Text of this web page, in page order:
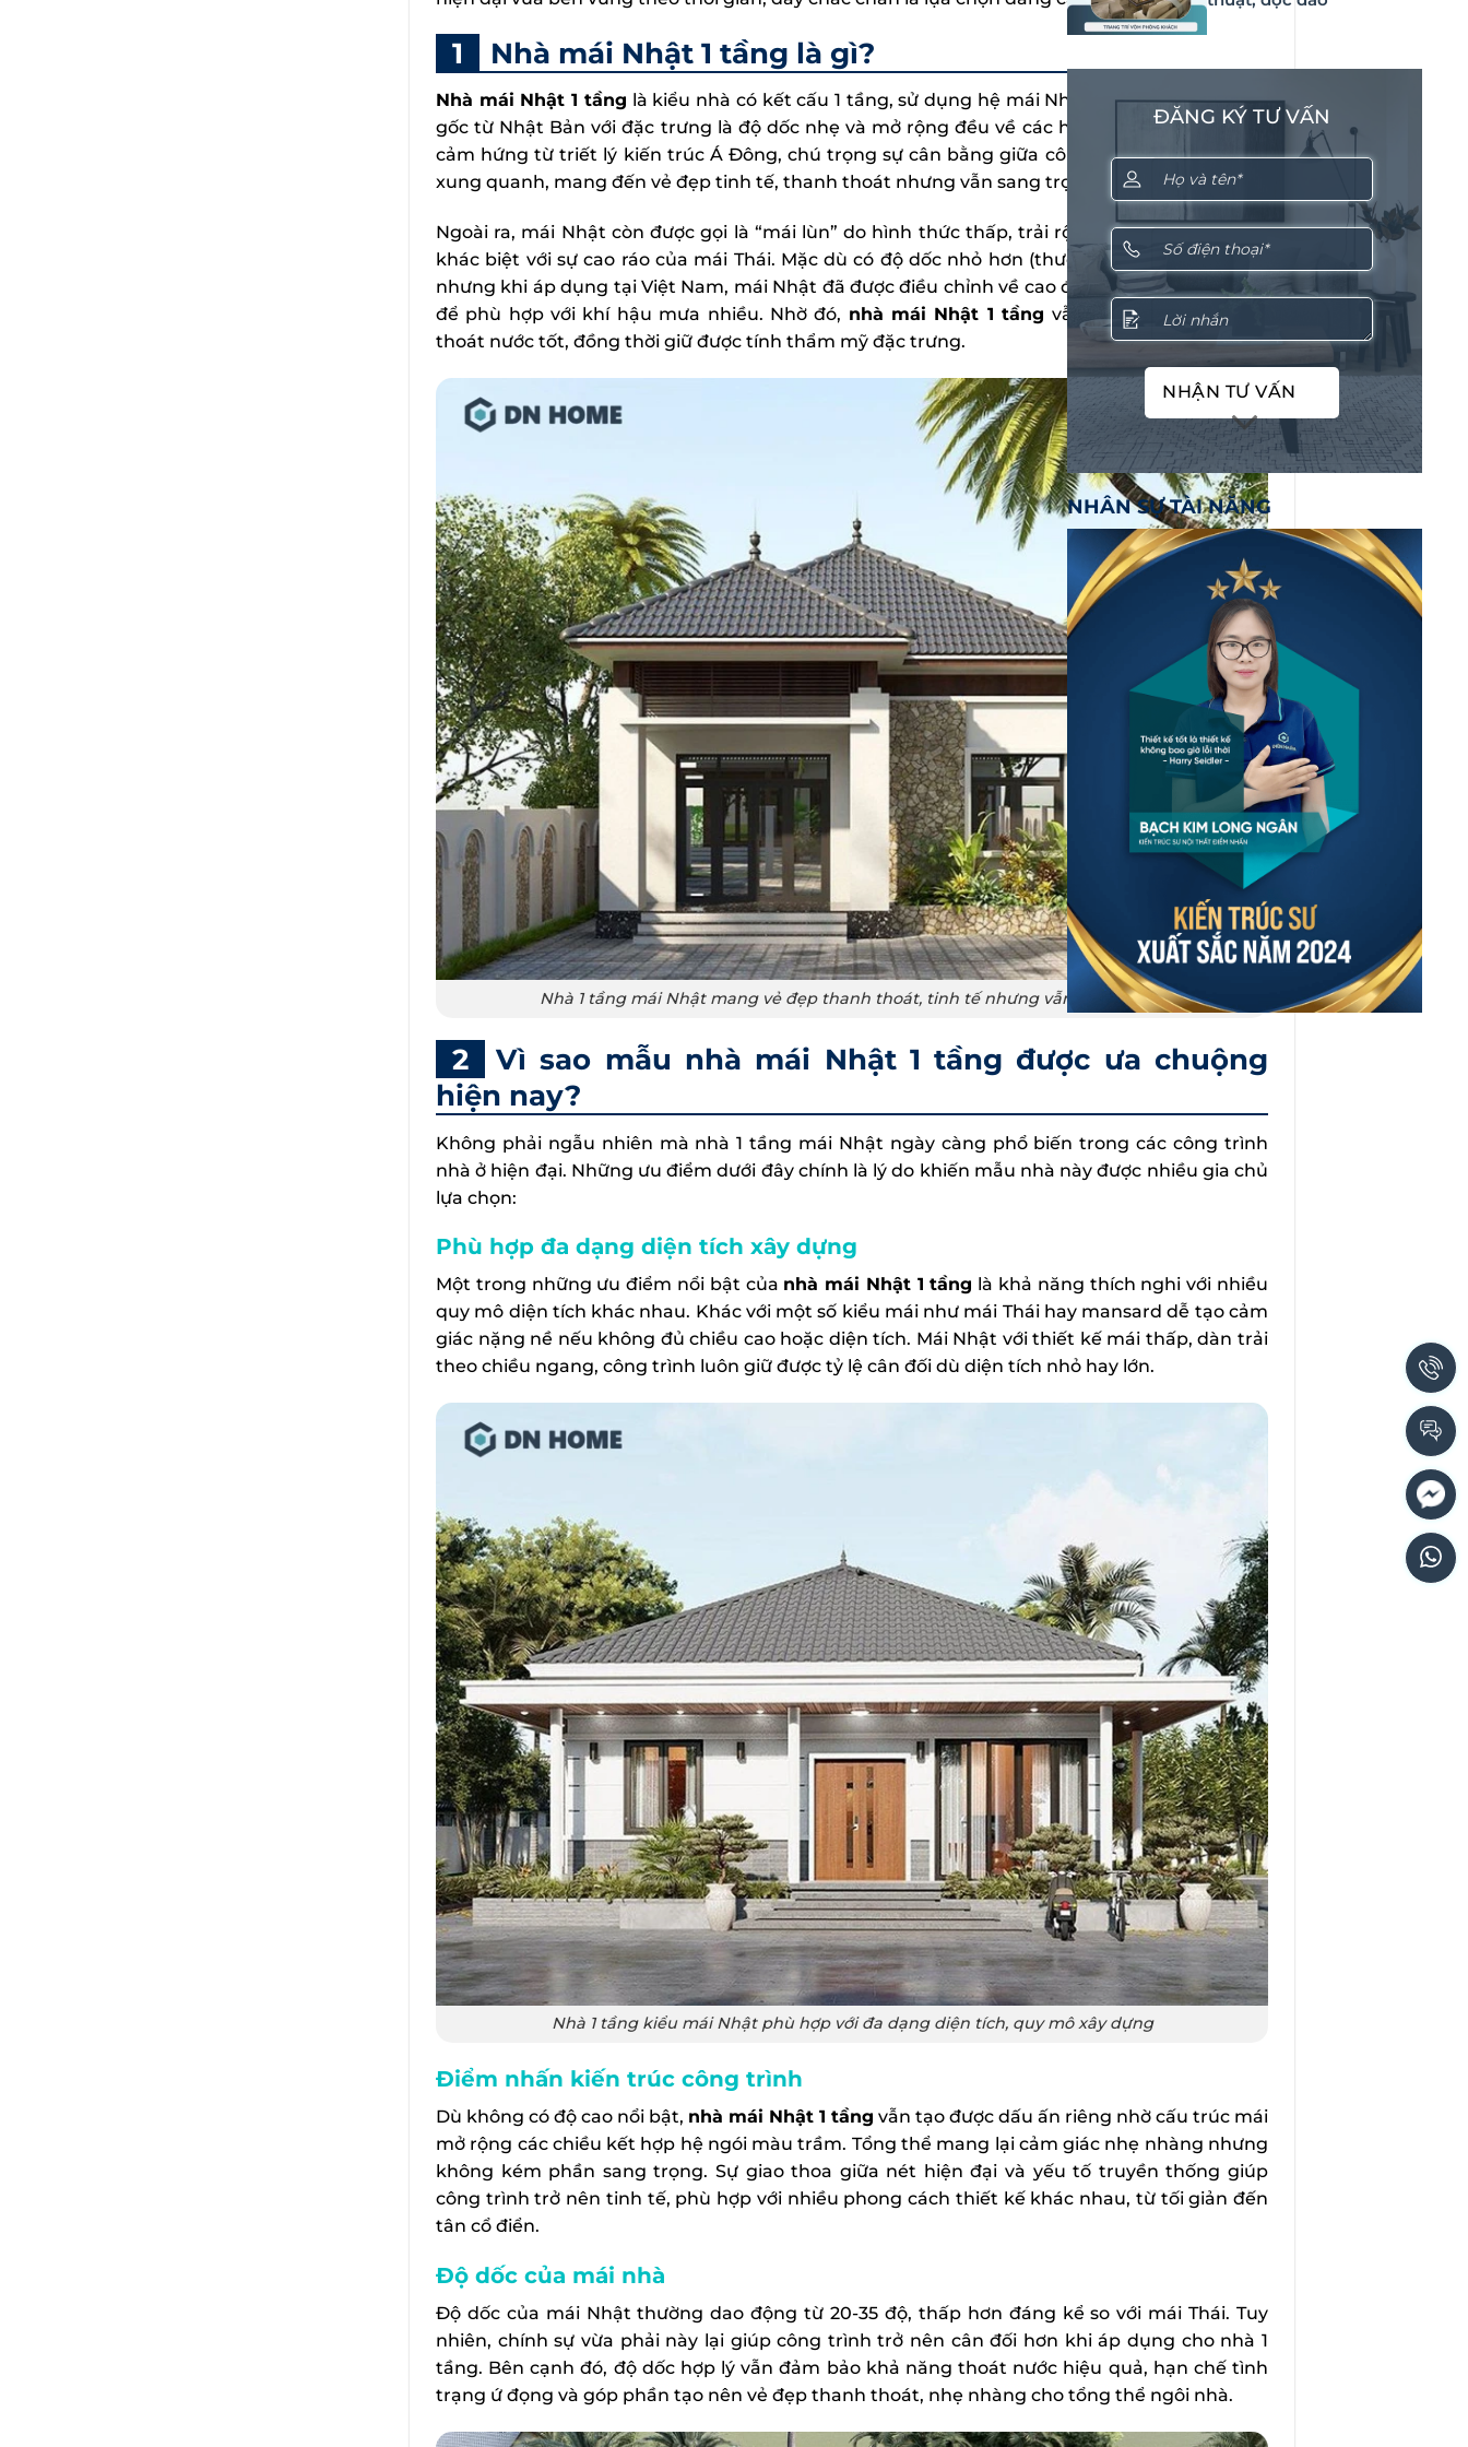
Nhà mái Nhật 1 tầng là gì?
Nhà mái Nhật 1 tầng là kiểu nhà có kết cấu 1 tầng, sử dụng hệ mái Nhật – loại mái có nguồn
gốc từ Nhật Bản với đặc trưng là độ dốc nhẹ và mở rộng đều về các hướng. Thiết kế này lấy
cảm hứng từ triết lý kiến trúc Á Đông, chú trọng sự cân bằng giữa công trình và cảnh quan
xung quanh, mang đến vẻ đẹp tinh tế, thanh thoát nhưng vẫn sang trọng.
Ngoài ra, mái Nhật còn được gọi là “mái lùn” do hình thức thấp, trải rộng theo chiều ngang,
khác biệt với sự cao ráo của mái Thái. Mặc dù có độ dốc nhỏ hơn (thường khoảng 20-35 độ),
nhưng khi áp dụng tại Việt Nam, mái Nhật đã được điều chỉnh về cao độ và kỹ thuật thi công
để phù hợp với khí hậu mưa nhiều. Nhờ đó, nhà mái Nhật 1 tầng vẫn đảm bảo khả năng
thoát nước tốt, đồng thời giữ được tính thẩm mỹ đặc trưng.
Nhà 1 tầng mái Nhật mang vẻ đẹp thanh thoát, tinh tế nhưng vẫn sang trọng
Vì sao mẫu nhà mái Nhật 1 tầng được ưa chuộng
hiện nay?
Không phải ngẫu nhiên mà nhà 1 tầng mái Nhật ngày càng phổ biến trong các công trình
nhà ở hiện đại. Những ưu điểm dưới đây chính là lý do khiến mẫu nhà này được nhiều gia chủ
lựa chọn:
Phù hợp đa dạng diện tích xây dựng
Một trong những ưu điểm nổi bật của nhà mái Nhật 1 tầng là khả năng thích nghi với nhiều
quy mô diện tích khác nhau. Khác với một số kiểu mái như mái Thái hay mansard dễ tạo cảm
giác nặng nề nếu không đủ chiều cao hoặc diện tích. Mái Nhật với thiết kế mái thấp, dàn trải
theo chiều ngang, công trình luôn giữ được tỷ lệ cân đối dù diện tích nhỏ hay lớn.
Nhà 1 tầng kiểu mái Nhật phù hợp với đa dạng diện tích, quy mô xây dựng
Điểm nhấn kiến trúc công trình
Dù không có độ cao nổi bật, nhà mái Nhật 1 tầng vẫn tạo được dấu ấn riêng nhờ cấu trúc mái
mở rộng các chiều kết hợp hệ ngói màu trầm. Tổng thể mang lại cảm giác nhẹ nhàng nhưng
không kém phần sang trọng. Sự giao thoa giữa nét hiện đại và yếu tố truyền thống giúp
công trình trở nên tinh tế, phù hợp với nhiều phong cách thiết kế khác nhau, từ tối giản đến
tân cổ điển.
Độ dốc của mái nhà
Độ dốc của mái Nhật thường dao động từ 20-35 độ, thấp hơn đáng kể so với mái Thái. Tuy
nhiên, chính sự vừa phải này lại giúp công trình trở nên cân đối hơn khi áp dụng cho nhà 1
tầng. Bên cạnh đó, độ dốc hợp lý vẫn đảm bảo khả năng thoát nước hiệu quả, hạn chế tình
trạng ứ đọng và góp phần tạo nên vẻ đẹp thanh thoát, nhẹ nhàng cho tổng thể ngôi nhà.
ĐĂNG KÝ TƯ VẤN
NHẬN TƯ VẤN
NHÂN SỰ TÀI NĂNG